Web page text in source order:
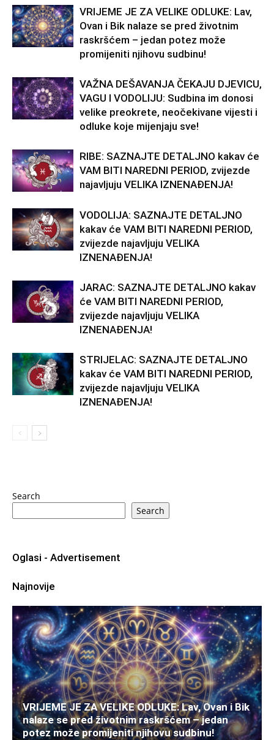
suočavanje sa onim što više ne mogu da idealizuju. Ribe
koje su u vezi želeće više nežnosti i potvrde ljubavi, dok
slobodne mogu upoznati nekoga ko ih duboko dira, ne
samo rečima, već energijom i prisustvom.
Na poslovnom planu dolazi inspiracija, ali će biti važno da
ne rasipaju energiju na previše strana. Ako se fokusiraju,
mogu pokrenuti nešto veoma lepo za sebe.
VRIJEME JE ZA VELIKE ODLUKE: Lav,
Ovan i Bik nalaze se pred životnim
raskršćem – jedan potez može
promijeniti njihovu sudbinu!
VAŽNA DEŠAVANJA ČEKAJU DJEVICU,
VAGU I VODOLIJU: Sudbina im donosi
velike preokrete, neočekivane vijesti i
odluke koje mijenjaju sve!
RIBE: SAZNAJTE DETALJNO kakav će
VAM BITI NAREDNI PERIOD, zvijezde
najavljuju VELIKA IZNENAĐENJA!
VODOLIJA: SAZNAJTE DETALJNO
kakav će VAM BITI NAREDNI PERIOD,
zvijezde najavljuju VELIKA
IZNENAĐENJA!
JARAC: SAZNAJTE DETALJNO kakav
će VAM BITI NAREDNI PERIOD,
zvijezde najavljuju VELIKA
IZNENAĐENJA!
STRIJELAC: SAZNAJTE DETALJNO
kakav će VAM BITI NAREDNI PERIOD,
zvijezde najavljuju VELIKA
IZNENAĐENJA!
Search
Search
Oglasi - Advertisement
Najnovije
VRIJEME JE ZA VELIKE ODLUKE: Lav, Ovan i Bik
nalaze se pred životnim raskršćem – jedan
potez može promijeniti njihovu sudbinu!